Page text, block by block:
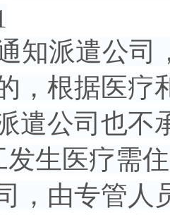
知派遣公司
，根据医疗
遣公司也不
生医疗需
，由专管人